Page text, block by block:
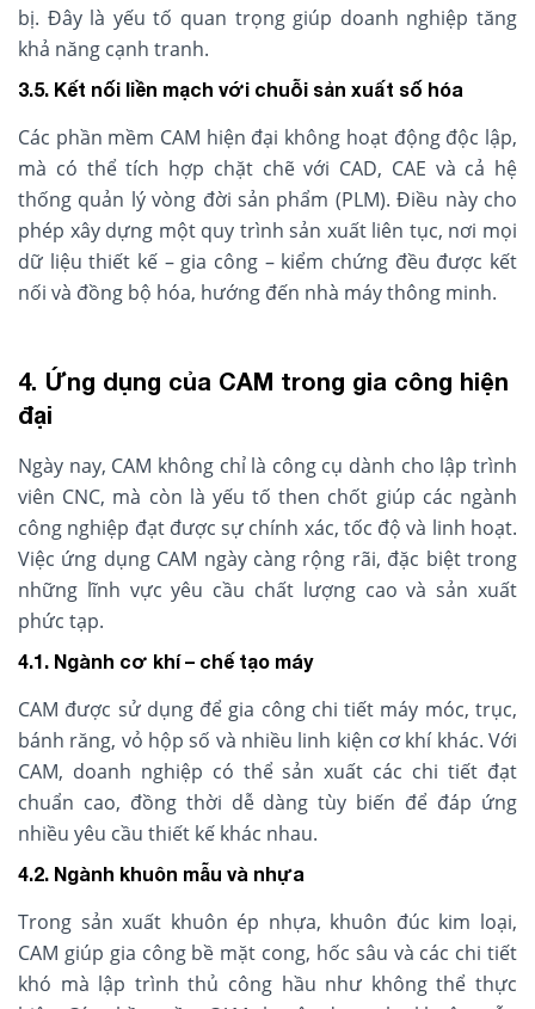
bị. Đây là yếu tố quan trọng giúp doanh nghiệp tăng
khả năng cạnh tranh.
3.5. Kết nối liền mạch với chuỗi sản xuất số hóa
Các phần mềm CAM hiện đại không hoạt động độc lập,
mà có thể tích hợp chặt chẽ với CAD, CAE và cả hệ
thống quản lý vòng đời sản phẩm (PLM). Điều này cho
phép xây dựng một quy trình sản xuất liên tục, nơi mọi
dữ liệu thiết kế – gia công – kiểm chứng đều được kết
nối và đồng bộ hóa, hướng đến nhà máy thông minh.
4. Ứng dụng của CAM trong gia công hiện
đại
Ngày nay, CAM không chỉ là công cụ dành cho lập trình
viên CNC, mà còn là yếu tố then chốt giúp các ngành
công nghiệp đạt được sự chính xác, tốc độ và linh hoạt.
Việc ứng dụng CAM ngày càng rộng rãi, đặc biệt trong
những lĩnh vực yêu cầu chất lượng cao và sản xuất
phức tạp.
4.1. Ngành cơ khí – chế tạo máy
CAM được sử dụng để gia công chi tiết máy móc, trục,
bánh răng, vỏ hộp số và nhiều linh kiện cơ khí khác. Với
CAM, doanh nghiệp có thể sản xuất các chi tiết đạt
chuẩn cao, đồng thời dễ dàng tùy biến để đáp ứng
nhiều yêu cầu thiết kế khác nhau.
4.2. Ngành khuôn mẫu và nhựa
Trong sản xuất khuôn ép nhựa, khuôn đúc kim loại,
CAM giúp gia công bề mặt cong, hốc sâu và các chi tiết
khó mà lập trình thủ công hầu như không thể thực